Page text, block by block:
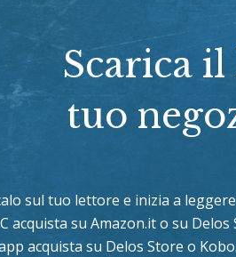
Scarica
tuo
sul tuo lettore e inizia a
acquista su Amazon.it o su
acquista su Delos Store o